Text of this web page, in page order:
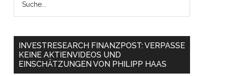
INVESTRESEARCH FINANZPOST: VERPASSE
KEINE AKTIENVIDEOS UND
EINSCHÄTZUNGEN VON PHILIPP HAAS